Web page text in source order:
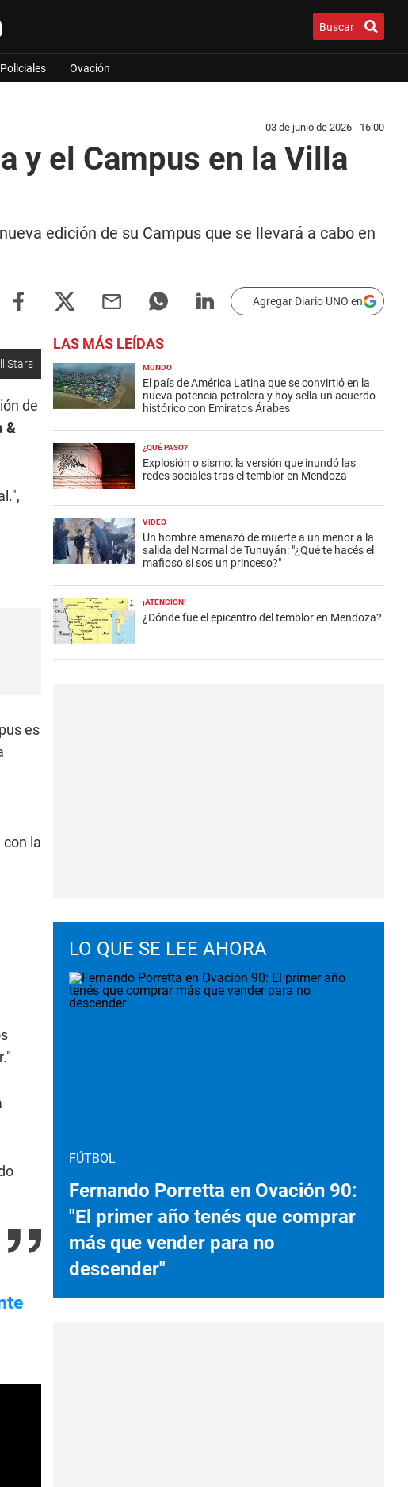
Buscar
Policiales Ovación
03 de junio de 2026 - 16:00
y el Campus en la Villa
edición de su Campus que se llevará a cabo en
Agregar Diario UNO en
Stars
de
&
es
la
LAS MÁS LEÍDAS
MUNDO
El país de América Latina que se convirtió en la
nueva potencia petrolera y hoy sella un acuerdo
histórico con Emiratos Árabes
¿QUÉ PASÓ?
Explosión o sismo: la versión que inundó las
redes sociales tras el temblor en Mendoza
VIDEO
Un hombre amenazó de muerte a un menor a la
salida del Normal de Tunuyán: "¿Qué te hacés el
mafioso si sos un princeso?"
¡ATENCIÓN!
¿Dónde fue el epicentro del temblor en Mendoza?
LO QUE SE LEE AHORA
FÚTBOL
Fernando Porretta en Ovación 90:
"El primer año tenés que comprar
más que vender para no
descender"